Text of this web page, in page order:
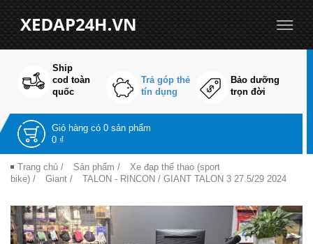
Ship
cod toàn
quốc
Trả góp thẻ
tín dụng
Bảo dưỡng
trọn đời
Giỏ hàng có 0 sản phẩm
0 ₫
Trang chủ / Sản phẩm /
Xe đạp thể thao (sport
bike) / Giant / TALON - RINCON / GIANT TALON 3 27.5/29 2024